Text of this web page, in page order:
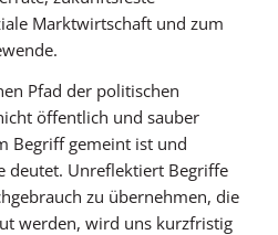
Marktwirtschaft und zum
Pfad der politischen
öffentlich und sauber
Begriff gemeint ist und
deutet. Unreflektiert Begriffe
zu übernehmen, die
werden, wird uns kurzfristig